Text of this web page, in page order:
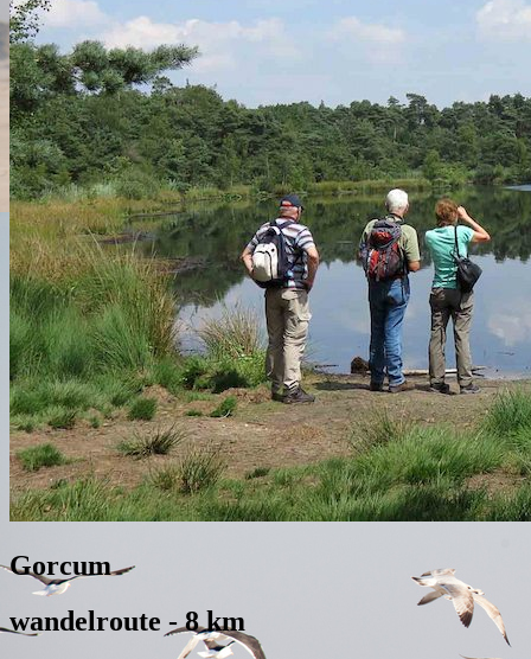
Gorcum
wandelroute - 8 km